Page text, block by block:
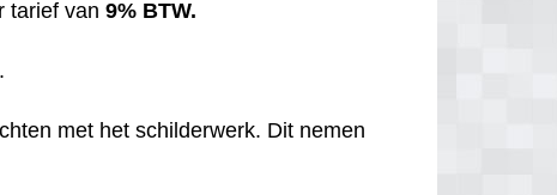
tarief van9% BTW.
met het schilderwerk. Dit nemen